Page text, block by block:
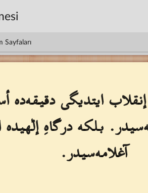
Sayfaları
ايتديگى دقيقه‌ده
بلكه درگاهِ
آغلامه‌سيدر.